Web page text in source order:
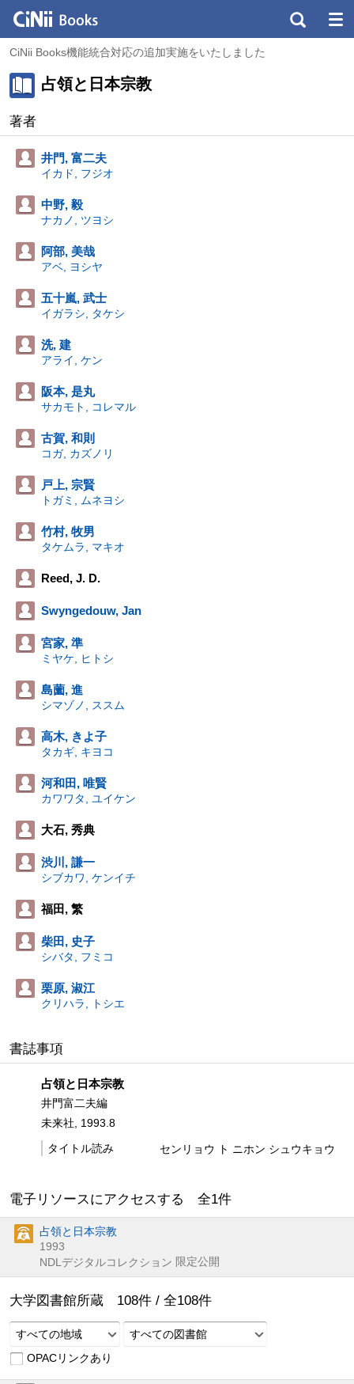
CiNii Books機能統合対応の追加実施をいたしました
占領と日本宗教
著者
井門, 富二夫
イカド, フジオ
中野, 毅
ナカノ, ツヨシ
阿部, 美哉
アベ, ヨシヤ
五十嵐, 武士
イガラシ, タケシ
洗, 建
アライ, ケン
阪本, 是丸
サカモト, コレマル
古賀, 和則
コガ, カズノリ
戸上, 宗賢
トガミ, ムネヨシ
竹村, 牧男
タケムラ, マキオ
Reed, J. D.
Swyngedouw, Jan
宮家, 準
ミヤケ, ヒトシ
島薗, 進
シマゾノ, ススム
高木, きよ子
タカギ, キヨコ
河和田, 唯賢
カワワタ, ユイケン
大石, 秀典
渋川, 謙一
シブカワ, ケンイチ
福田, 繁
柴田, 史子
シバタ, フミコ
栗原, 淑江
クリハラ, トシエ
書誌事項
占領と日本宗教
井門富二夫編
未来社, 1993.8
タイトル読み
センリョウ ト ニホン シュウキョウ
電子リソースにアクセスする 全1件
占領と日本宗教
1993
NDLデジタルコレクション 限定公開
大学図書館所蔵 108件 / 全108件
すべての地域
すべての図書館
OPACリンクあり